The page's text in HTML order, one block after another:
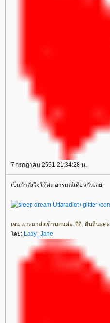
7 กรกฎาคม 2551 21:34:28 น.
เป็นกำลังใจให้ค่ะ อารมณ์เดียวกันเล
เจน แวะมาส่งเข้านอนค่ะ..อิอิ..ฝันดีนะค่ะ
ดย: Lady_Jane